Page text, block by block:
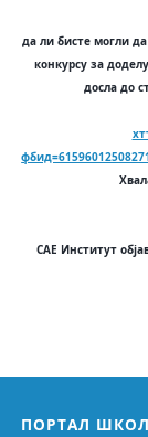
да ли бисте могли
конкурсу за
досла до
САЕ Институт
ПОРТАЛ